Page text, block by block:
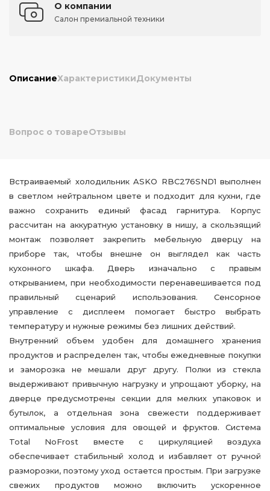
О компании
Салон премиальной техники
ОписаниеХарактеристикиДокументы
Вопрос о товареОтзывы
Встраиваемый холодильник ASKO RBC276SND1 выполнен
в светлом нейтральном цвете и подходит для кухни, где
важно сохранить единый фасад гарнитура. Корпус
рассчитан на аккуратную установку в нишу, а скользящий
монтаж позволяет закрепить мебельную дверцу на
приборе так, чтобы внешне он выглядел как часть
кухонного шкафа. Дверь изначально с правым
открыванием, при необходимости перенавешивается под
правильный сценарий использования. Сенсорное
управление с дисплеем помогает быстро выбрать
температуру и нужные режимы без лишних действий.
Внутренний объем удобен для домашнего хранения
продуктов и распределен так, чтобы ежедневные покупки
и заморозка не мешали друг другу. Полки из стекла
выдерживают привычную нагрузку и упрощают уборку, на
дверце предусмотрены секции для мелких упаковок и
бутылок, а отдельная зона свежести поддерживает
оптимальные условия для овощей и фруктов. Система
Total NoFrost вместе с циркуляцией воздуха
обеспечивает стабильный холод и избавляет от ручной
разморозки, поэтому уход остается простым. При загрузке
свежих продуктов можно включить ускоренное